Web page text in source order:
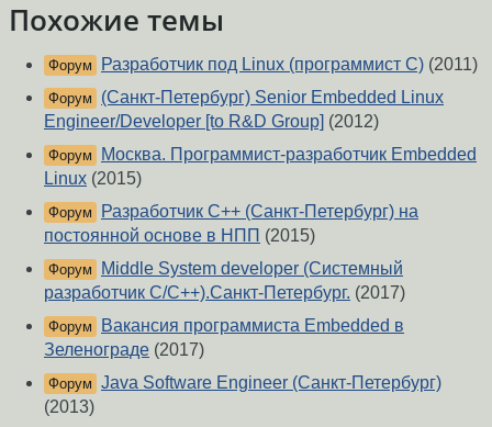
Похожие темы
Форум Разработчик под Linux (программист C) (2011)
Форум
(Санкт-Петербург) Senior Embedded Linux
Engineer/Developer [to R&D Group] (2012)
Форум
Москва. Программист-разработчик Embedded
Linux (2015)
Форум
Разработчик C++ (Санкт-Петербург) на
постоянной основе в НПП (2015)
Форум
Middle System developer (Системный
разработчик C/C++).Санкт-Петербург. (2017)
Форум
Вакансия программиста Embedded в
Зеленограде (2017)
Форум Java Software Engineer (Санкт-Петербург)
(2013)